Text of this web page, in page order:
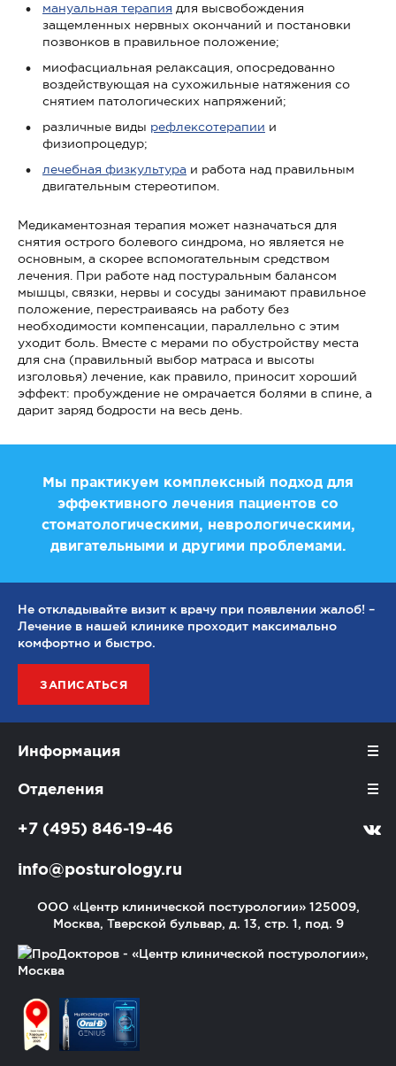
мануальная терапия для высвобождения
защемленных нервных окончаний и постановки
позвонков в правильное положение;
миофасциальная релаксация, опосредованно
воздействующая на сухожильные натяжения со
снятием патологических напряжений;
различные виды рефлексотерапии и
физиопроцедур;
лечебная физкультура и работа над правильным
двигательным стереотипом.
Медикаментозная терапия может назначаться для
снятия острого болевого синдрома, но является не
основным, а скорее вспомогательным средством
лечения. При работе над постуральным балансом
мышцы, связки, нервы и сосуды занимают правильное
положение, перестраиваясь на работу без
необходимости компенсации, параллельно с этим
уходит боль. Вместе с мерами по обустройству места
для сна (правильный выбор матраса и высоты
изголовья) лечение, как правило, приносит хороший
эффект: пробуждение не омрачается болями в спине, а
дарит заряд бодрости на весь день.
Мы практикуем комплексный подход для
эффективного лечения пациентов со
стоматологическими, неврологическими,
двигательными и другими проблемами.
Не откладывайте визит к врачу при появлении жалоб! –
Лечение в нашей клинике проходит максимально
комфортно и быстро.
ЗАПИСАТЬСЯ
ООО «Центр клинической постурологии» 125009,
Москва, Тверской бульвар, д. 13, стр. 1, под. 9
Информация
Отделения
+7 (495) 846-19-46
info@posturology.ru